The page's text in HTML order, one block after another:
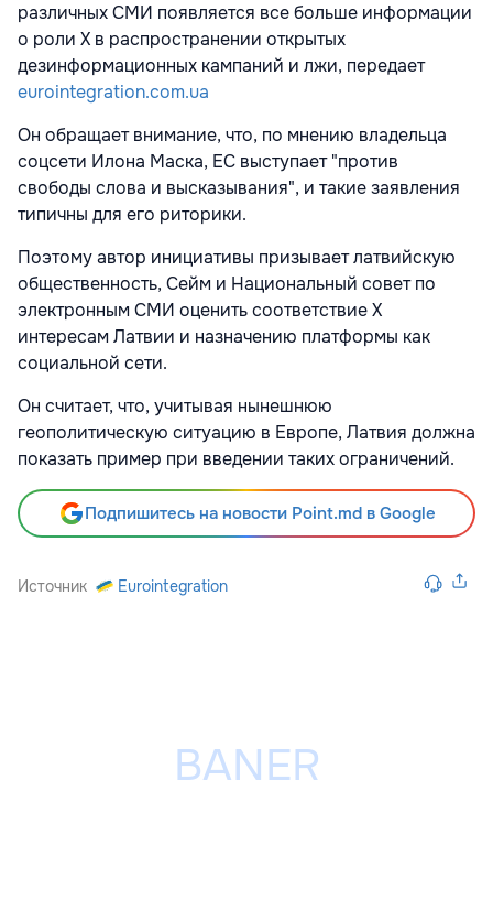
различных СМИ появляется все больше информации
о роли X в распространении открытых
дезинформационных кампаний и лжи, передает
eurointegration.com.ua
Он обращает внимание, что, по мнению владельца
соцсети Илона Маска, ЕС выступает "против
свободы слова и высказывания", и такие заявления
типичны для его риторики.
Поэтому автор инициативы призывает латвийскую
общественность, Сейм и Национальный совет по
электронным СМИ оценить соответствие X
интересам Латвии и назначению платформы как
социальной сети.
Он считает, что, учитывая нынешнюю
геополитическую ситуацию в Европе, Латвия должна
показать пример при введении таких ограничений.
Подпишитесь на новости Point.md в Google
Источник Eurointegration